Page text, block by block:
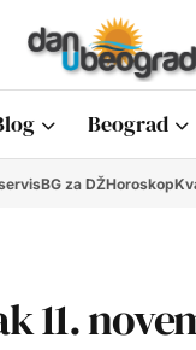
Beograd
BG za DŽHoroskop
11.